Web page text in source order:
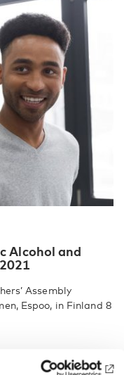
Alcohol and
Assembly
Espoo, in Finland 8